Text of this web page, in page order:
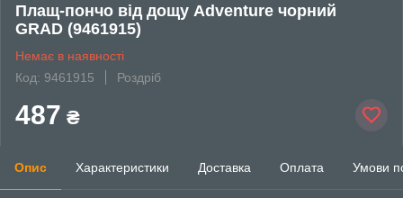
Плащ-пончо від дощу Adventure чорний
GRAD (9461915)
Немає в наявності
Код: 9461915
Роздріб
487 ₴
Опис Характеристики Доставка Оплата Умови